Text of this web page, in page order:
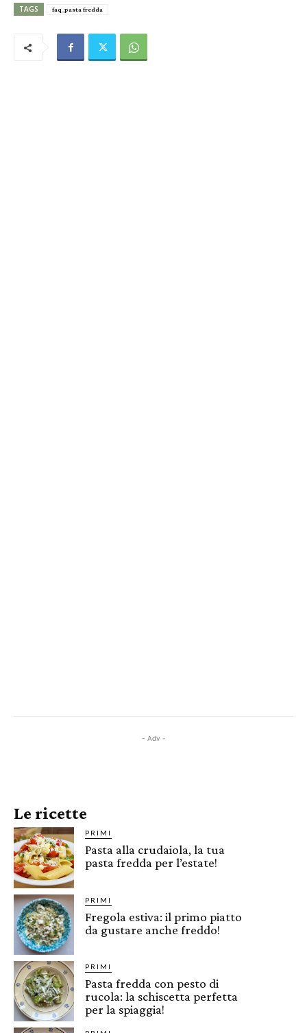
TAGS faq_pasta fredda
- Adv -
Le ricette
PRIMI
Pasta alla crudaiola, la tua
pasta fredda per l’estate!
PRIMI
Fregola estiva: il primo piatto
da gustare anche freddo!
PRIMI
Pasta fredda con pesto di
rucola: la schiscetta perfetta
per la spiaggia!